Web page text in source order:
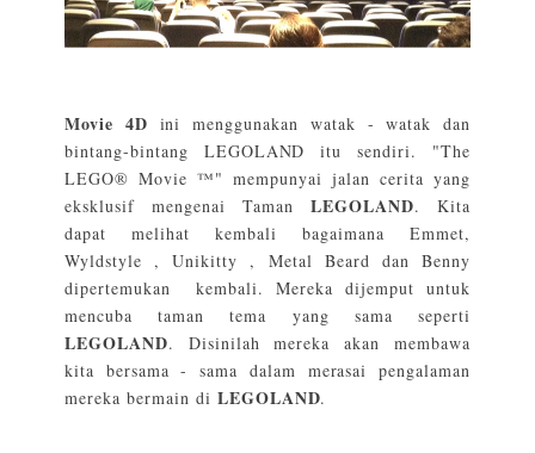
Movie 4D ini menggunakan watak - watak dan
bintang-bintang LEGOLAND itu sendiri. "The
LEGO® Movie ™" mempunyai jalan cerita yang
eksklusif mengenai TamanLEGOLAND. Kita
dapat melihat kembali bagaimana Emmet,
Wyldstyle , Unikitty , Metal Beard dan Benny
dipertemukan kembali. Mereka dijemput untuk
mencuba taman tema yang sama seperti
LEGOLAND. Disinilah mereka akan membawa
kita bersama - sama dalam merasai pengalaman
mereka bermain di LEGOLAND.